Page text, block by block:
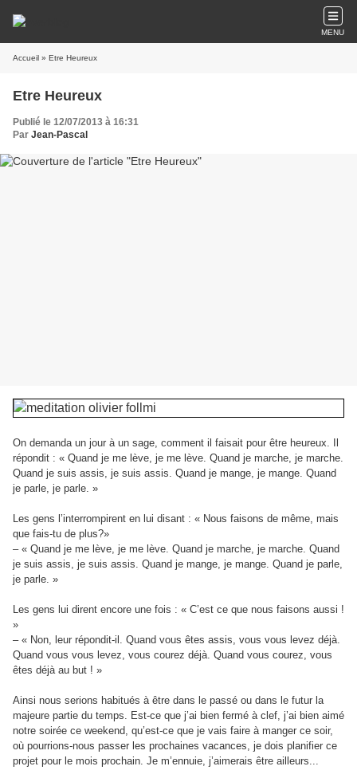
MENU
Accueil » Etre Heureux
Etre Heureux
Publié le 12/07/2013 à 16:31
Par Jean-Pascal
On demanda un jour à un sage, comment il faisait pour être heureux. Il
répondit : « Quand je me lève, je me lève. Quand je marche, je marche.
Quand je suis assis, je suis assis. Quand je mange, je mange. Quand
je parle, je parle. »
Les gens l’interrompirent en lui disant : « Nous faisons de même, mais
que fais-tu de plus?»
– « Quand je me lève, je me lève. Quand je marche, je marche. Quand
je suis assis, je suis assis. Quand je mange, je mange. Quand je parle,
je parle. »
Les gens lui dirent encore une fois : « C’est ce que nous faisons aussi !
»
– « Non, leur répondit-il. Quand vous êtes assis, vous vous levez déjà.
Quand vous vous levez, vous courez déjà. Quand vous courez, vous
êtes déjà au but ! »
Ainsi nous serions habitués à être dans le passé ou dans le futur la
majeure partie du temps. Est-ce que j’ai bien fermé à clef, j’ai bien aimé
notre soirée ce weekend, qu’est-ce que je vais faire à manger ce soir,
où pourrions-nous passer les prochaines vacances, je dois planifier ce
projet pour le mois prochain. Je m’ennuie, j’aimerais être ailleurs...